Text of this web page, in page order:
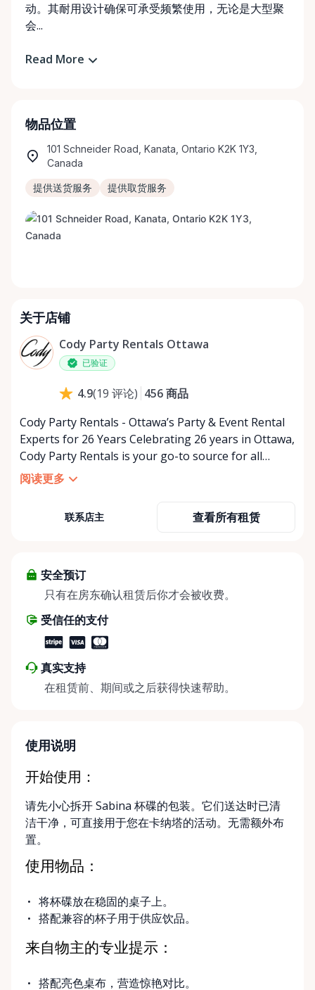
动。其耐用设计确保可承受频繁使用，无论是大型聚
会...
Read More
物品位置
101 Schneider Road, Kanata, Ontario K2K 1Y3,
Canada
提供送货服务 提供取货服务
关于店铺
Cody Party Rentals Ottawa
已验证
4.9(19 评论) 456商品
Cody Party Rentals - Ottawa’s Party & Event Rental
Experts for 26 Years Celebrating 26 years in Ottawa,
Cody Party Rentals is your go-to source for all
things party and event rentals. We’re proud to be a
partner of Rent Anything, expanding our offerings
At Cody Party Rentals, we believe in the power of
about more than just saving money; it’s about
helping people enjoy more for less while making a
share instead of buy, we’re all doing our part to
make things easier on Mother Nature.
阅读更多
联系店主 查看所有租赁
安全预订
只有在房东确认租赁后你才会被收费。
受信任的支付
真实支持
在租赁前、期间或之后获得快速帮助。
使用说明
开始使用：
请先小心拆开 Sabina 杯碟的包装。它们送达时已清
洁干净，可直接用于您在卡纳塔的活动。无需额外布
置。
使用物品：
将杯碟放在稳固的桌子上。
搭配兼容的杯子用于供应饮品。
来自物主的专业提示：
搭配亮色桌布，营造惊艳对比。